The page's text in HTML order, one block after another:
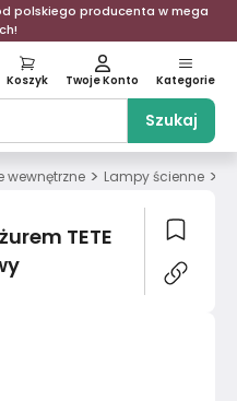
polskiego producenta w mega
Szukaj
Koszyk Twoje Konto Kategorie
wewnętrzne > Lampy ścienne >
TETE